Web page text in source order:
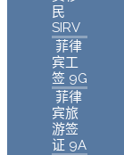
民
SIRV
菲律
宾工
签 9G
菲律
宾旅
游签
证 9A